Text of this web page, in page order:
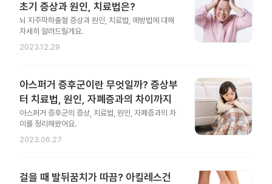
초기 증상과 원인, 치료법은?
뇌 지주막하출혈 증상과 원인, 치료법, 예방법에 대해
자세히 알려드릴게요.
2023.12.29
아스퍼거 증후군이란 무엇일까? 증상부
터 치료법, 원인, 자폐증과의 차이까지
아스퍼거 증후군의 증상, 치료법, 원인, 자폐증과의 차
이를 정리해왔어요.
2023.06.27
걸을 때 발뒤꿈치가 따끔? 아킬레스건